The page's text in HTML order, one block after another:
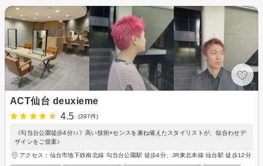
ACT仙台 deuxieme
4.5
(397件)
《勾当台公園徒歩4分♪♪》高い技術×センスを兼ね備えたスタイリストが、似合わせデ
ザインをご提案♪
アクセス：仙台市地下鉄南北線 勾当台公園駅 徒歩4分、JR東北本線 仙台駅 徒歩12分